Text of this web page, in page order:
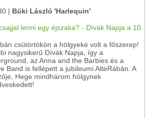
| Büki László 'Harlequin'
csütörtökön a hölgyeké volt a főszerep!
nagysikerű Dívák Napja, így a
az Anna and the Barbies és a
Band is fellépett a jubileumi AlteRábán. A
Hege mindhárom hölgynek